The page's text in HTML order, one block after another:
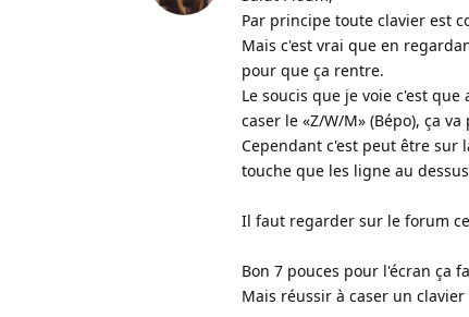
Par principe toute clavier est
Mais c'est vrai que en
pour que ça rentre.
Le soucis que je voie c'est que
caser le «Z/W/M» (Bépo), ça
Cependant c'est peut être
touche que les ligne au
Il faut regarder sur le forum
Bon 7 pouces pour l'écran ça
Mais réussir à caser un